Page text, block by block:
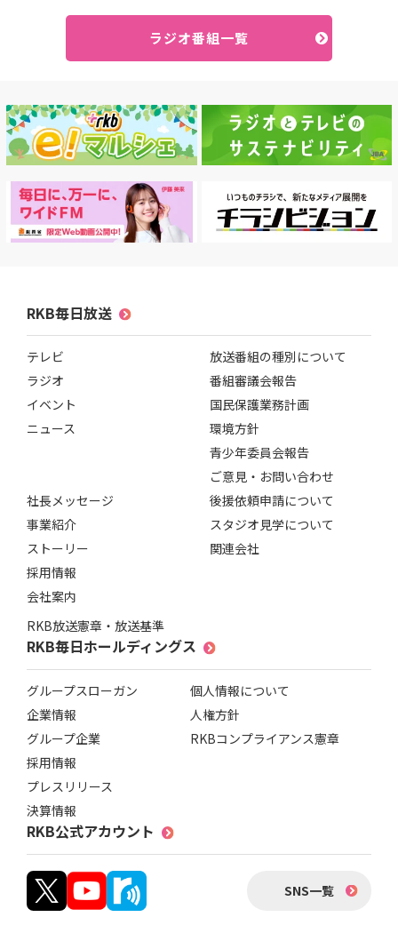
ラジオ番組一覧
RKB毎日放送
テレビ
ラジオ
イベント
ニュース
社長メッセージ
事業紹介
ストーリー
採用情報
会社案内
RKB放送憲章・放送基準
放送番組の種別について
番組審議会報告
国民保護業務計画
環境方針
青少年委員会報告
ご意見・お問い合わせ
後援依頼申請について
スタジオ見学について
関連会社
RKB毎日ホールディングス
グループスローガン
企業情報
グループ企業
採用情報
プレスリリース
決算情報
個人情報について
人権方針
RKBコンプライアンス憲章
RKB公式アカウント
SNS一覧